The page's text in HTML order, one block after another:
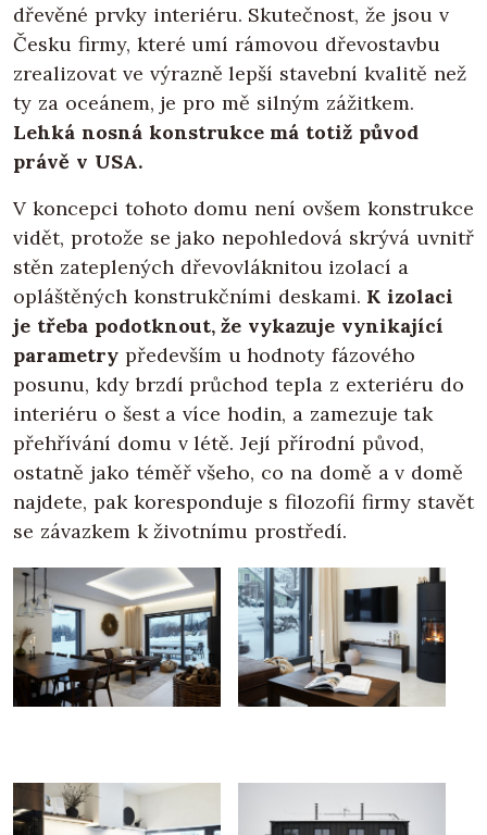
dřevěné prvky interiéru. Skutečnost, že jsou v
Česku firmy, které umí rámovou dřevostavbu
zrealizovat ve výrazně lepší stavební kvalitě než
ty za oceánem, je pro mě silným zážitkem.
Lehká nosná konstrukce má totiž původ
právě v USA.
V koncepci tohoto domu není ovšem konstrukce
vidět, protože se jako nepohledová skrývá uvnitř
stěn zateplených dřevovláknitou izolací a
opláštěných konstrukčními deskami. K izolaci
je třeba podotknout, že vykazuje vynikající
parametry především u hodnoty fázového
posunu, kdy brzdí průchod tepla z exteriéru do
interiéru o šest a více hodin, a zamezuje tak
přehřívání domu v létě. Její přírodní původ,
ostatně jako téměř všeho, co na domě a v domě
najdete, pak koresponduje s filozofií firmy stavět
se závazkem k životnímu prostředí.